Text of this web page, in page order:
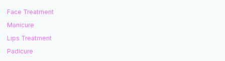
Face Treatment
Manicure
Lips Treatment
Padicure